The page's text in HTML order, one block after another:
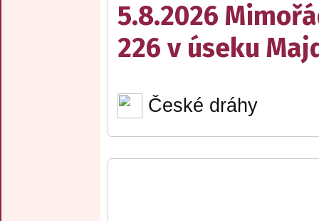
5.8.2026
226 v úseku
České dráhy